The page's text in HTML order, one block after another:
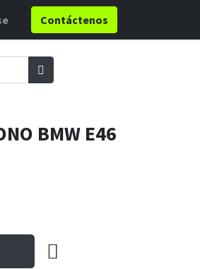
Contáctenos
BMW E46